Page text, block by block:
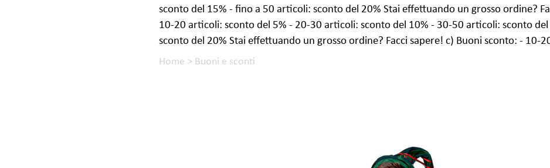
sconto del 15% - fino a 50 articoli: sconto del 20% Stai effettuando un grosso ordine?
10-20 articoli: sconto del 5% - 20-30 articoli: sconto del 10% - 30-50 articoli: sconto
sconto del 20% Stai effettuando un grosso ordine? Facci sapere! c) Buoni sconto: - 10-
Home > Buoni e sconti